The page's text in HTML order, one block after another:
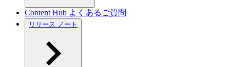
Content Hub よくあるご質問
リリース ノート